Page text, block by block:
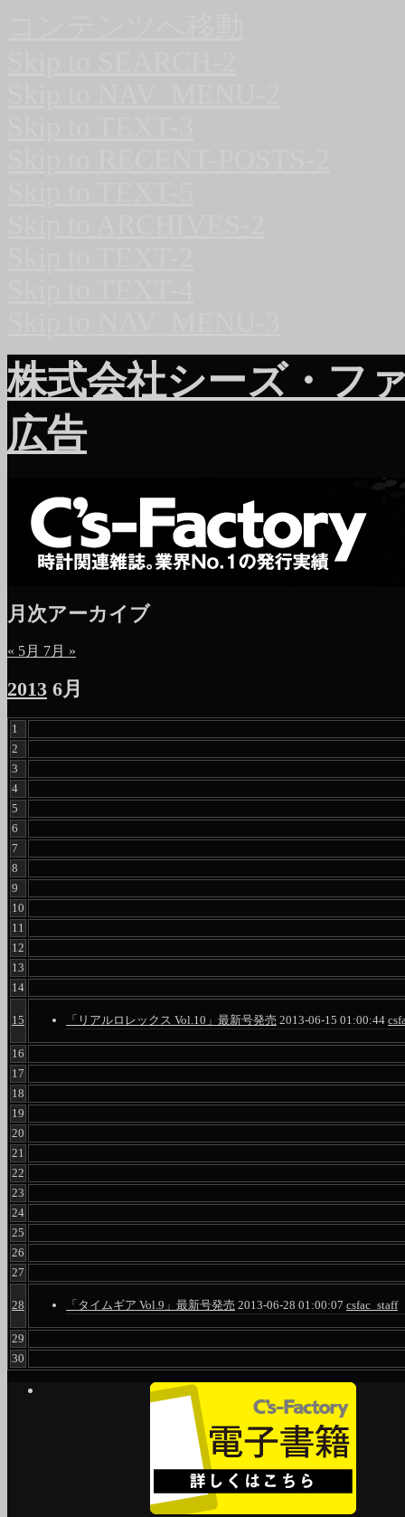
株式会社シーズ・フ
広告
月次アーカイブ
« 5月 7月 »
2013 6月
1
2
3
4
5
6
7
8
9
10
11
12
13
14
15 「リアルロレックス Vol.10」最新号発売 2013-06-15 01:00:44
16
17
18
19
20
21
22
23
24
25
26
27
28 「タイムギア Vol.9」最新号発売 2013-06-28 01:00:07 csfac_staff
29
30